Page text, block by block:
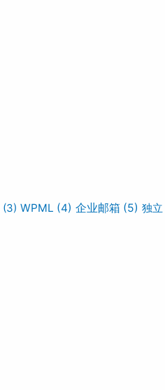
(3) WPML (4) 企业邮箱 (5) 独立